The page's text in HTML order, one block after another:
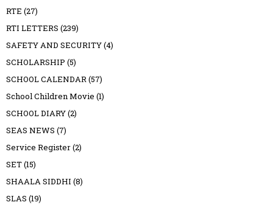
RTE (27)
RTI LETTERS (239)
SAFETY AND SECURITY(4)
SCHOLARSHIP (5)
SCHOOL CALENDAR (57)
School Children Movie (1)
SCHOOL DIARY(2)
SEAS NEWS (7)
Service Register(2)
SET(15)
SHAALA SIDDHI (8)
SLAS (19)